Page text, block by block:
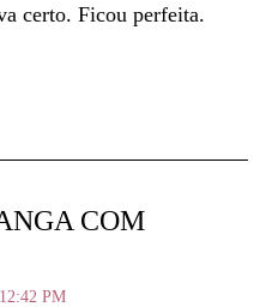
certo. Ficou perfeita.
COM
PM